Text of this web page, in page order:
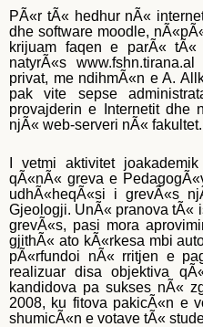
PÃ«r tÃ« hedhur nÃ«
dhe software moodle,
krijuam faqen e parÃ«
natyrÃ«s
privat, me ndihmÃ«n e A.
pak vite sepse
provajderin e Internetit dhe
njÃ« web-serveri nÃ« fakultet.
Come determinare a prima
amante? – Ti abbiamo
tue risposte c’era un vero
Quindi, un buon amante
stato dichiarato un po ‘piÃ¹
Ãˆ breve o trasporta un
(30% per entrambe le
bilanciere (solo l’1,4% dÃ la
lunghi brutali). Le braccia del
al solarium – succede
73,5%!).
I vetmi aktivitet
qÃ«nÃ« greva e
udhÃ«heqÃ«si i grevÃ«s
Gjeologji. UnÃ« pranova tÃ«
grevÃ«s, pasi mora
gjithÃ« ato kÃ«rkesa mbi
pÃ«rfundoi nÃ« rritjen e
realizuar disa objektiva
kandidova pa sukses nÃ«
2008, ku fitova pakicÃ«n e
shumicÃ«n e votave tÃ«